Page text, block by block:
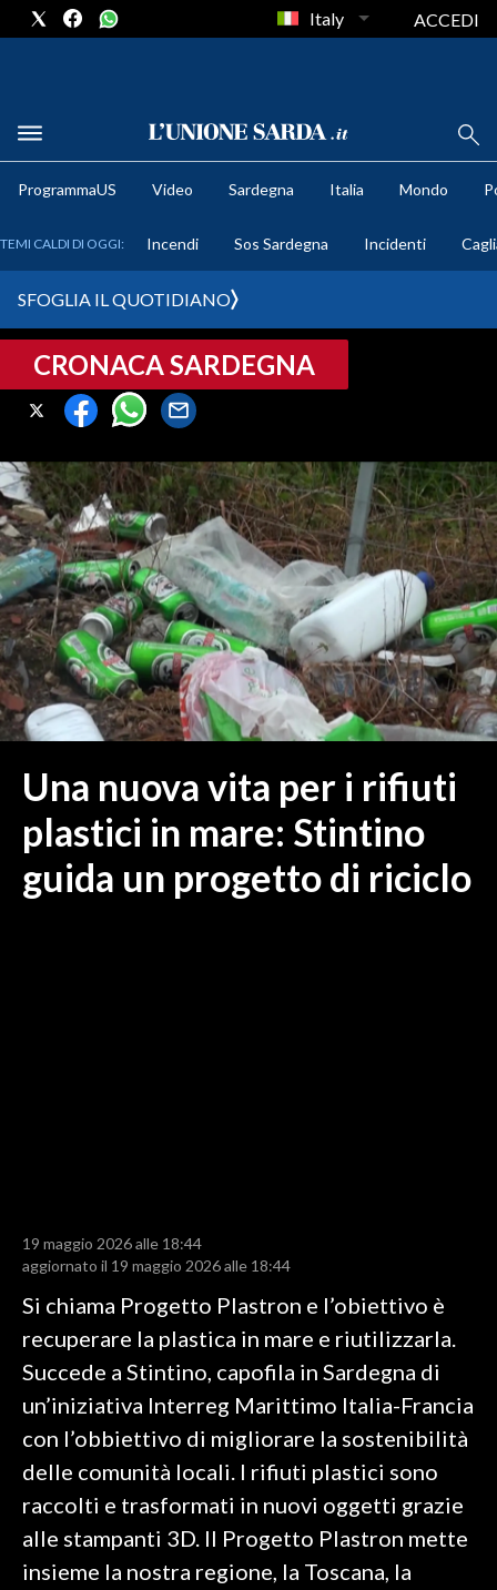
METEO
CRONACA SARDEGNA
CAGLIARI
SULCIS IGLESIENTE
MEDIO CAMPIDANO
ORISTANO E PROVINCIA
SASSARI E PROVINCIA
GALLURA
NUORO E PROVINCIA
OGLIASTRA
AGENDA
ITALIA
MONDO
POLITICA
CALCIO REGIONALE
BASKET
VOLLEY
MOTORI
TENNIS
ALTRI SPORT
CULTURA
SPETTACOLI
Italy ACCEDI
ProgrammaUS Video Sardegna Italia Mondo
TEMI CALDI DI OGGI: Incendi Sos Sardegna Incidenti
SFOGLIA IL QUOTIDIANO
CRONACA SARDEGNA
Una nuova vita per i rifiuti
plastici in mare: Stintino
guida un progetto di riciclo
19 maggio 2026 alle 18:44
aggiornato il 19 maggio 2026 alle 18:44
Si chiama Progetto Plastron e l’obiettivo è
recuperare la plastica in mare e riutilizzarla.
Succede a Stintino, capofila in Sardegna di
un’iniziativa Interreg Marittimo Italia-Francia
con l’obbiettivo di migliorare la sostenibilità
delle comunità locali. I rifiuti plastici sono
raccolti e trasformati in nuovi oggetti grazie
alle stampanti 3D. Il Progetto Plastron mette
insieme la nostra regione, la Toscana, la